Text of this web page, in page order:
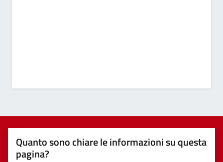
Quanto sono chiare le informazioni su questa
pagina?